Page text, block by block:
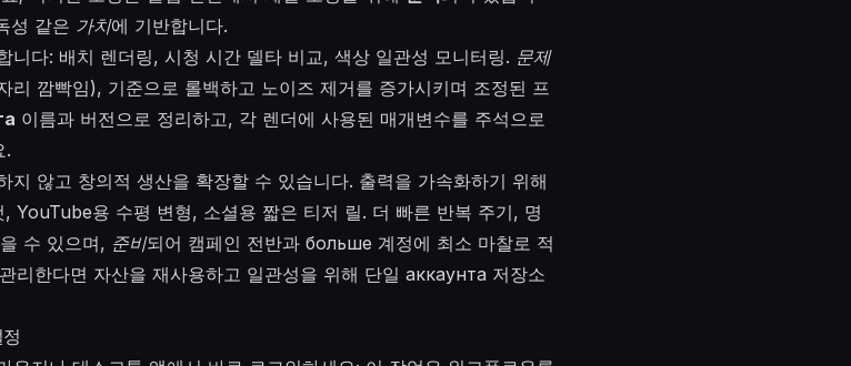
성 같은 가치에 기반합니다.
니다: 배치 렌더링, 시청 시간 델타 비교, 색상 일관성 모니터링. 문제
리 깜빡임), 기준으로 롤백하고 노이즈 제거를 증가시키며 조정된 프
이름과 버전으로 정리하고, 각 렌더에 사용된 매개변수를 주석으로
.
지 않고 창의적 생산을 확장할 수 있습니다. 출력을 가속화하기 위해
YouTube용 수평 변형, 소셜용 짧은 티저 릴. 더 빠른 반복 주기, 명
수 있으며, 준비되어 캠페인 전반과 больше 계정에 최소 마찰로 적
리한다면 자산을 재사용하고 일관성을 위해 단일 аккаунта 저장소